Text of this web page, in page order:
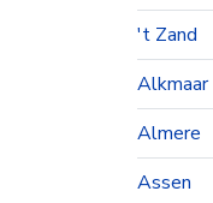
't Zand
Alkmaar
Almere
Assen